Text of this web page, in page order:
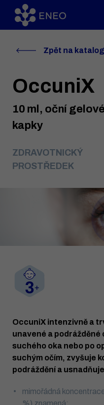
Zpět na
OccuniX
10 ml, oční gelové
kapky
ZDRAVOTNICKÝ
PROSTŘEDEK
OccuniX intenzivně a
unavené a podrážděné
suchého oka nebo po
suchým očím, zvyšuje
podráždění a
mimořádná
%) znamená: